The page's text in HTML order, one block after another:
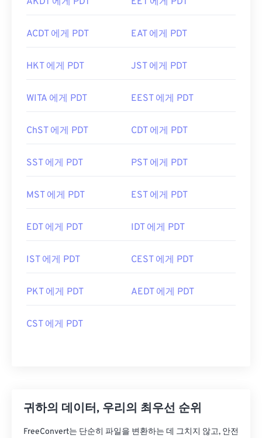
ACDT 에게 PDT EAT 에게 PDT
HKT 에게 PDT JST 에게 PDT
WITA 에게 PDT EEST 에게 PDT
ChST 에게 PDT CDT 에게 PDT
SST 에게 PDT PST 에게 PDT
MST 에게 PDT EST 에게 PDT
EDT 에게 PDT IDT 에게 PDT
IST 에게 PDT CEST 에게 PDT
PKT 에게 PDT AEDT 에게 PDT
CST 에게 PDT
귀하의 데이터, 우리의 최우선 순위
FreeConvert는 단순히 파일을 변환하는 데 그치지 않고, 안전